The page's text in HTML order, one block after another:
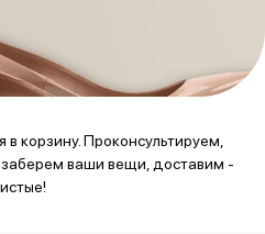
корзину. Проконсультируем,
ваши вещи, доставим -